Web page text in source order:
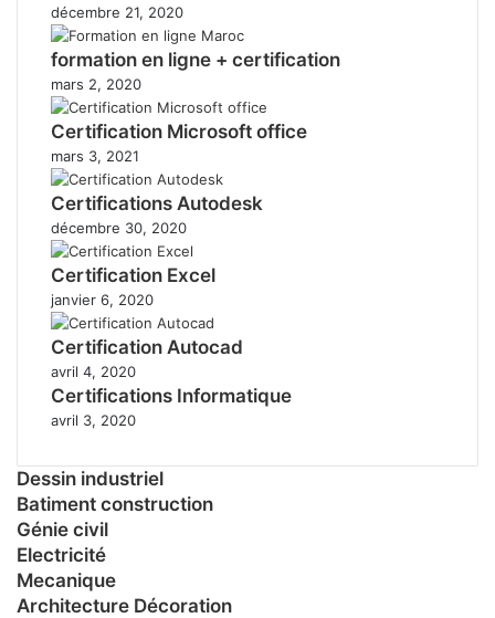
décembre 21, 2020
formation en ligne + certification
mars 2, 2020
Certification Microsoft office
mars 3, 2021
Certifications Autodesk
décembre 30, 2020
Certification Excel
janvier 6, 2020
Certification Autocad
avril 4, 2020
Certifications Informatique
avril 3, 2020
Dessin industriel
Batiment construction
Génie civil
Electricité
Mecanique
Architecture Décoration